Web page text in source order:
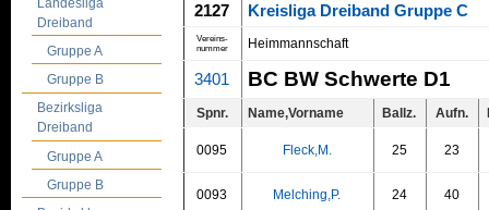
Dreiband
Gruppe A
Gruppe B
Bezirksliga
Dreiband
Gruppe A
Gruppe B
2127 Kreisliga Dreiband Gruppe C
Vereins-
nummer
Heimmannschaft
3401 BC BW Schwerte D1
Spnr. Name,Vorname Ballz. Aufn.
0095 Fleck,M. 25 23
0093 Melching,P. 24 40